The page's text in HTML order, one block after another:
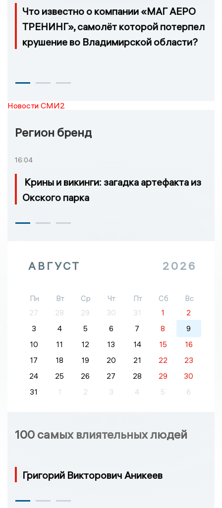
Что известно о компании «МАГ АЕРО
ТРЕНИНГ», самолёт которой потерпел
крушение во Владимирской области?
Новости СМИ2
Регион бренд
16:04
Крины и викинги: загадка артефакта из
Окского парка
АВГУСТ 2026
Пн Вт Ср Чт Пт Сб
Вс
27
28 29 30 31 1
2
3
4 5 6 7 8
9
10
11 12 13 14 15
16
17
18 19 20 21 22
23
24
25 26 27 28 29
30
31
1 2 3 4 5 6
100 самых влиятельных людей
Григорий Викторович Аникеев